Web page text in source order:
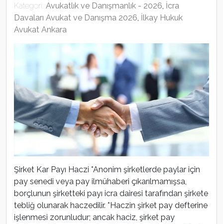
Kategori: Avukatlık ve Danışmanlık - 2026, İcra
Davaları Avukat ve Danışma 2026, İlkay Hukuk
Avukat Ankara
Şirket Kar Payı Haczi *Anonim şirketlerde paylar için
pay senedi veya pay ilmühaberi çıkarılmamışsa,
borçlunun şirketteki payı icra dairesi tarafından şirkete
tebliğ olunarak haczedilir. *Haczin şirket pay defterine
işlenmesi zorunludur; ancak haciz, şirket pay